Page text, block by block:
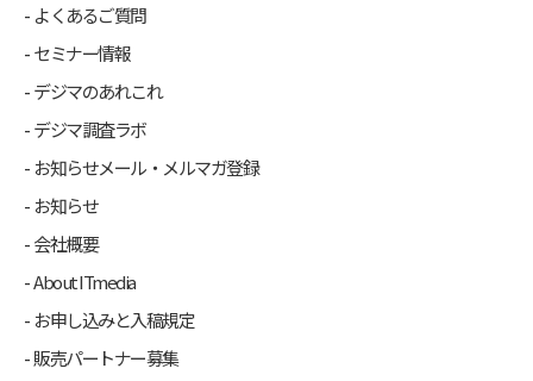
よくあるご質問
セミナー情報
デジマのあれこれ
デジマ調査ラボ
お知らせメール・メルマガ登録
お知らせ
会社概要
About ITmedia
お申し込みと入稿規定
販売パートナー募集